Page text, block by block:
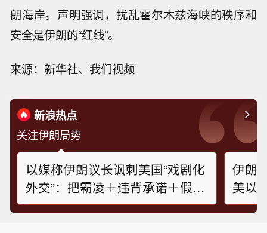
朗海岸。声明强调，扰乱霍尔木兹海峡的秩序和
安全是伊朗的“红线”。
来源：新华社、我们视频
新浪热点
关注伊朗局势
以媒称伊朗议长讽刺美国“戏剧化
外交”：把霸凌＋违背承诺＋假新
闻当作筹码
伊朗
美以